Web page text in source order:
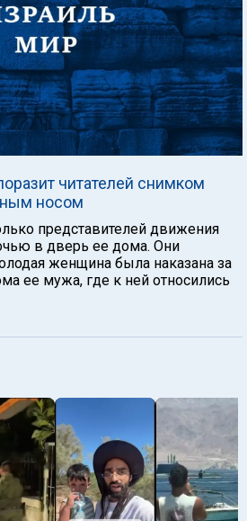
читателей снимком
носом
представителей движения
в дверь ее дома. Они
женщина была наказана за
ее мужа, где к ней относились